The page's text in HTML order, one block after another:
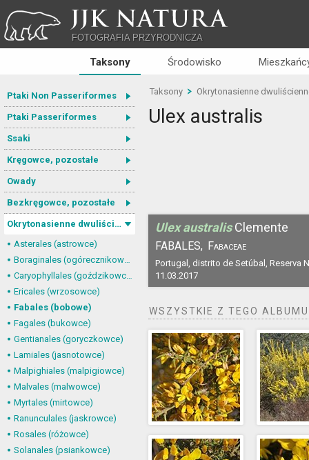
JJK NATURA
FOTOGRAFIA PRZYRODNICZA
Taksony Środowisko
Ptaki Non Passeriformes
Ptaki Passeriformes
Ssaki
Kręgowce, pozostałe
Owady
Bezkręgowce, pozostałe
Okrytonasienne dwuliścienne
Asterales (astrowce)
Boraginales (ogórecznikowce)
Caryophyllales (goździkowce)
Ericales (wrzosowce)
Fabales (bobowe)
Fagales (bukowce)
Gentianales (goryczkowce)
Lamiales (jasnotowce)
Malpighiales (malpigiowce)
Malvales (malwowce)
Myrtales (mirtowce)
Ranunculales (jaskrowce)
Rosales (różowce)
Solanales (psiankowce)
Taksony Okrytonasienne
Ulex australis
Ulex australis Clemente
FABALES, Fabaceae
Portugal, distrito de Setúbal, Reserva
11.03.2017
WSZYSTKIE Z TEGO ALBUMU